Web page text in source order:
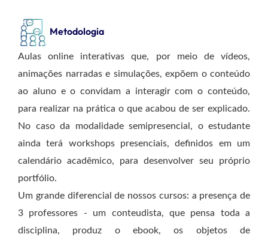
Metodologia
Aulas online interativas que, por meio de vídeos,
animações narradas e simulações, expõem o conteúdo
ao aluno e o convidam a interagir com o conteúdo,
para realizar na prática o que acabou de ser explicado.
No caso da modalidade semipresencial, o estudante
ainda terá workshops presenciais, definidos em um
calendário acadêmico, para desenvolver seu próprio
portfólio.
Um grande diferencial de nossos cursos: a presença de
3 professores - um conteudista, que pensa toda a
disciplina, produz o ebook, os objetos de